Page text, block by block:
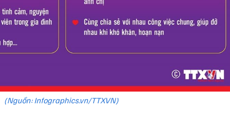
(Nguồn: Infographics.vn/TTXVN)